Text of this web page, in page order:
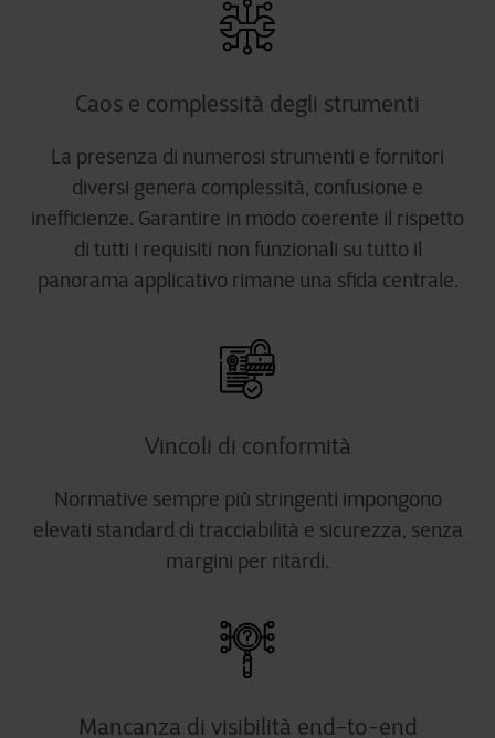
Caos e complessità degli strumenti
La presenza di numerosi strumenti e fornitori
diversi genera complessità, confusione e
inefficienze. Garantire in modo coerente il rispetto
di tutti i requisiti non funzionali su tutto il
panorama applicativo rimane una sfida centrale.
Vincoli di conformità
Normative sempre più stringenti impongono
elevati standard di tracciabilità e sicurezza, senza
margini per ritardi.
Mancanza di visibilità end-to-end